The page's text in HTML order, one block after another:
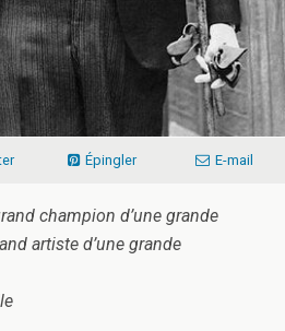
Épingler E-mail
champion d’une grande
artiste d’une grande